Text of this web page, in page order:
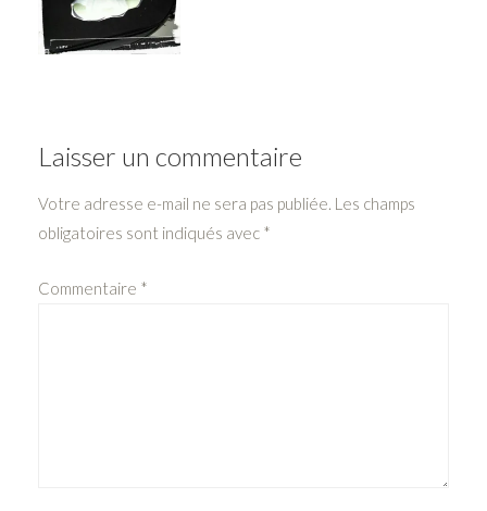
Laisser un commentaire
Votre adresse e-mail ne sera pas publiée. Les champs
obligatoires sont indiqués avec *
Commentaire *